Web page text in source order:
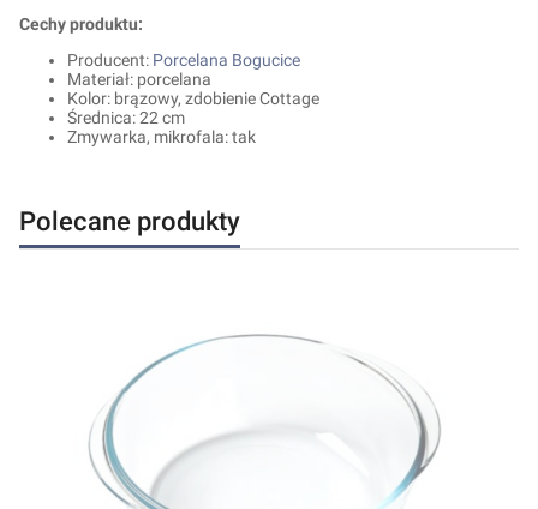
Cechy produktu:
Producent: Porcelana Bogucice
Materiał: porcelana
Kolor: brązowy, zdobienie Cottage
Średnica: 22 cm
Zmywarka, mikrofala: tak
Polecane produkty